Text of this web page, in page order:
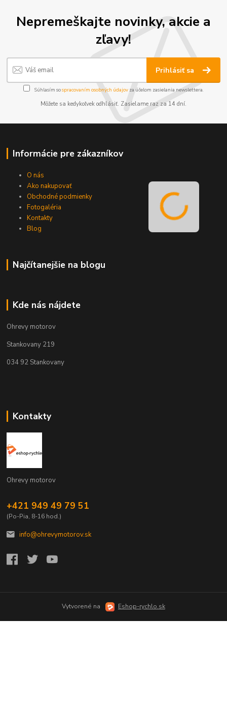
Nepremeškajte novinky, akcie a
zľavy!
Prihlásiť sa
Súhlasím sospracovaním osobných údajov za účelom zasielania newslettera.
Môžete sa kedykoľvek odhlásiť. Zasielame raz za 14 dní.
Informácie pre zákazníkov
O nás
Ako nakupovať
Obchodné podmienky
Fotogaléria
Kontakty
Blog
Najčítanejšie na blogu
Kde nás nájdete
Ohrevy motorov
Stankovany 219
034 92 Stankovany
Kontakty
Ohrevy motorov
+421 949 49 79 51
(Po-Pia, 8-16 hod.)
info@ohrevymotorov.sk
Vytvorené na Eshop-rychlo.sk